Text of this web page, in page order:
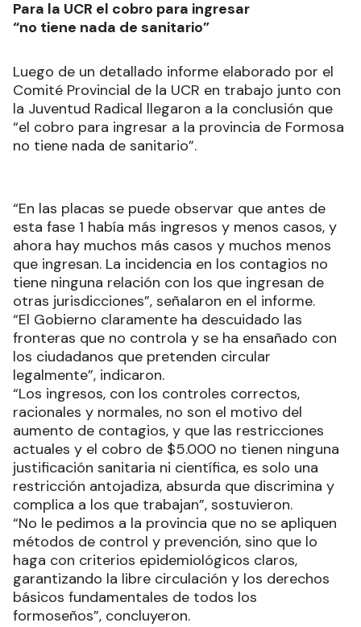
Para la UCR el cobro para ingresar
“no tiene nada de sanitario”
Luego de un detallado informe elaborado por el
Comité Provincial de la UCR en trabajo junto con
la Juventud Radical llegaron a la conclusión que
“el cobro para ingresar a la provincia de Formosa
no tiene nada de sanitario”.
“En las placas se puede observar que antes de
esta fase 1 había más ingresos y menos casos, y
ahora hay muchos más casos y muchos menos
que ingresan. La incidencia en los contagios no
tiene ninguna relación con los que ingresan de
otras jurisdicciones”, señalaron en el informe.
“El Gobierno claramente ha descuidado las
fronteras que no controla y se ha ensañado con
los ciudadanos que pretenden circular
legalmente”, indicaron.
“Los ingresos, con los controles correctos,
racionales y normales, no son el motivo del
aumento de contagios, y que las restricciones
actuales y el cobro de $5.000 no tienen ninguna
justificación sanitaria ni científica, es solo una
restricción antojadiza, absurda que discrimina y
complica a los que trabajan”, sostuvieron.
“No le pedimos a la provincia que no se apliquen
métodos de control y prevención, sino que lo
haga con criterios epidemiológicos claros,
garantizando la libre circulación y los derechos
básicos fundamentales de todos los
formoseños”, concluyeron.